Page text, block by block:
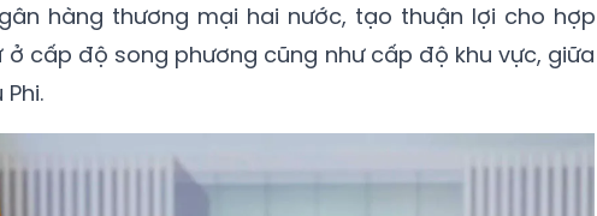
hàng thương mại hai nước, tạo thuận lợi cho hợp
cấp độ song phương cũng như cấp độ khu vực, giữa